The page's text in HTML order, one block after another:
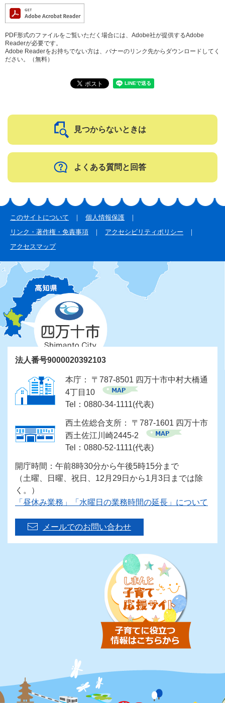
PDF形式のファイルをご覧いただく場合には、Adobe社が提供するAdobe
Readerが必要です。
Adobe Readerをお持ちでない方は、バナーのリンク先からダウンロードしてく
ださい。（無料）
見つからないときは
よくある質問と回答
このサイトについて
個人情報保護
リンク・著作権・免責事項
アクセシビリティポリシー
アクセスマップ
法人番号9000020392103
本庁： 〒787-8501 四万十市中村大橋通
4丁目10
Tel：0880-34-1111(代表)
西土佐総合支所： 〒787-1601 四万十市
西土佐江川崎2445-2
Tel：0880-52-1111(代表)
開庁時間：午前8時30分から午後5時15分まで
（土曜、日曜、祝日、12月29日から1月3日までは除
く。）
「昼休み業務」「水曜日の業務時間の延長」について
メールでのお問い合わせ